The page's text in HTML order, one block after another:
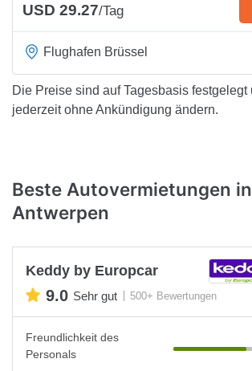
USD 29.27/Tag
Flughafen Brüssel
Die Preise sind auf Tagesbasis festgelegt
jederzeit ohne Ankündigung ändern.
Beste Autovermietungen in
Antwerpen
Keddy by Europcar
9.0 Sehr gut 500+ Bewertungen
Freundlichkeit des
Personals